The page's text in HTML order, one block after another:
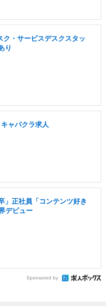
ク・サービスデスクスタッ
り
ャバクラ求人
」正社員「コンテンツ好き
デビュー
Sponsored by